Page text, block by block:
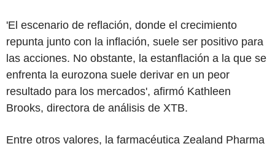
'El escenario de reflación, donde el crecimiento
repunta junto con la inflación, suele ser positivo para
las acciones. No obstante, la estanflación a la que se
enfrenta la eurozona suele derivar en un peor
resultado para los mercados', afirmó Kathleen
Brooks, directora de análisis de XTB.
Entre otros valores, la farmacéutica Zealand Pharma